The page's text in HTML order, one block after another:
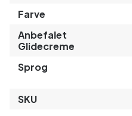
Farve
Anbefalet
Glidecreme
Sprog
SKU